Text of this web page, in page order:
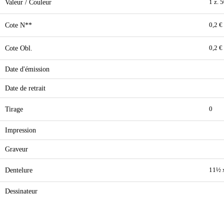
Valeur / Couleur 1 z.
Cote N** 0,2 €
Cote Obl. 0,2 €
Date d'émission
Date de retrait
Tirage 0
Impression
Graveur
Dentelure 11½
Dessinateur